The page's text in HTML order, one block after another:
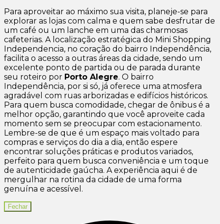
Para aproveitar ao máximo sua visita, planeje-se para
explorar as lojas com calma e quem sabe desfrutar de
um café ou um lanche em uma das charmosas
cafeterias. A localização estratégica do Mini Shopping
Independencia, no coração do bairro Independência,
facilita o acesso a outras áreas da cidade, sendo um
excelente ponto de partida ou de parada durante
seu roteiro por Porto Alegre. O bairro
Independência, por si só, já oferece uma atmosfera
agradável com ruas arborizadas e edifícios históricos.
Para quem busca comodidade, chegar de ônibus é a
melhor opção, garantindo que você aproveite cada
momento sem se preocupar com estacionamento.
Lembre-se de que é um espaço mais voltado para
compras e serviços do dia a dia, então espere
encontrar soluções práticas e produtos variados,
perfeito para quem busca conveniência e um toque
de autenticidade gaúcha. A experiência aqui é de
mergulhar na rotina da cidade de uma forma
genuína e acessível.
Fechar